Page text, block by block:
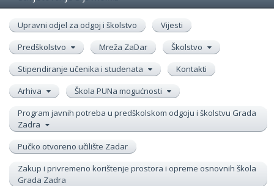
Upravni odjel za odgoj i školstvo
Vijesti
Predškolstvo
Mreža ZaDar
Školstvo
Stipendiranje učenika i studenata
Kontakti
Arhiva
Škola PUNa mogućnosti
Program javnih potreba u predškolskom odgoju i školstvu Grada
Zadra
Pučko otvoreno učilište Zadar
Zakup i privremeno korištenje prostora i opreme osnovnih škola
Grada Zadra